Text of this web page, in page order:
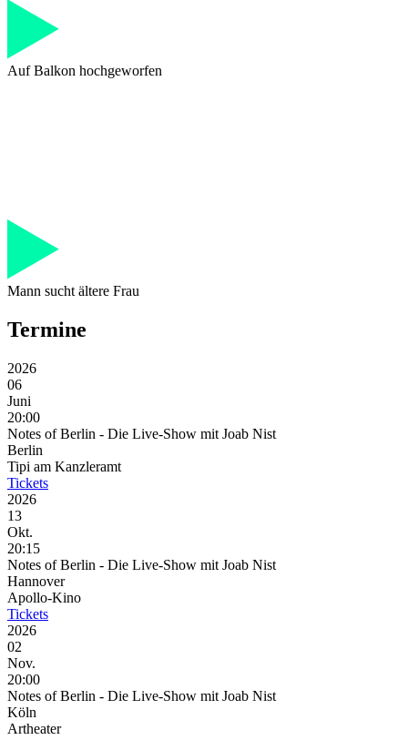
Auf Balkon hochgeworfen
Mann sucht ältere Frau
Termine
2026
06
Juni
20:00
Notes of Berlin - Die Live-Show mit Joab Nist
Berlin
Tipi am Kanzleramt
Tickets
2026
13
Okt.
20:15
Notes of Berlin - Die Live-Show mit Joab Nist
Hannover
Apollo-Kino
Tickets
2026
02
Nov.
20:00
Notes of Berlin - Die Live-Show mit Joab Nist
Köln
Artheater